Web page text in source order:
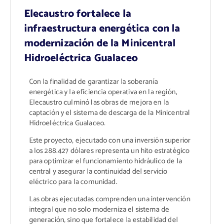
Elecaustro fortalece la
infraestructura energética con la
modernización de la Minicentral
Hidroeléctrica Gualaceo
Con la finalidad de garantizar la soberanía
energética y la eficiencia operativa en la región,
Elecaustro culminó las obras de mejora en la
captación y el sistema de descarga de la Minicentral
Hidroeléctrica Gualaceo.
Este proyecto, ejecutado con una inversión superior
a los 288.427 dólares representa un hito estratégico
para optimizar el funcionamiento hidráulico de la
central y asegurar la continuidad del servicio
eléctrico para la comunidad.
Las obras ejecutadas comprenden una intervención
integral que no solo moderniza el sistema de
generación, sino que fortalece la estabilidad del